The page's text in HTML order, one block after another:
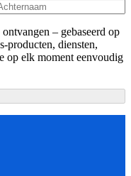
– gebaseerd op
producten, diensten,
op elk moment eenvoudig